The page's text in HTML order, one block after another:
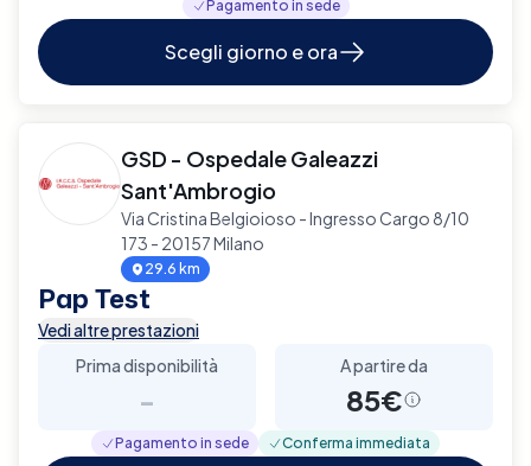
Pagamento in sede
Scegli giorno e ora
GSD - Ospedale Galeazzi
Sant'Ambrogio
Via Cristina Belgioioso - Ingresso Cargo 8/10
173 - 20157 Milano
29.6 km
Pap Test
Vedi altre prestazioni
Prima disponibilità
-
A partire da
85€
Pagamento in sede Conferma immediata